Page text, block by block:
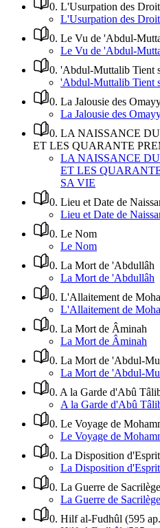
0. L'Usurpation des
L'Usurpation des
0. Le Vu de 'Abdul-
Le Vu de 'Abdul-
0. 'Abdul-Muttalib Tient
'Abdul-Muttalib Tient
0. La Jalousie des
La Jalousie des
0. LA NAISSANCE
ET LES QUARANTE
LA NAISSANCE
ET LES
SA VIE
0. Lieu et Date de
Lieu et Date de
0. Le Nom
Le Nom
0. La Mort de 'Abdullâh
La Mort de 'Abdullâh
0. L'Allaitement de
L'Allaitement de
0. La Mort de Âminah
La Mort de Âminah
0. La Mort de 'Abdul-
La Mort de 'Abdul-
0. A la Garde d'Abû
A la Garde d'Abû
0. Le Voyage de
Le Voyage de
0. La Disposition
La Disposition
0. La Guerre de
La Guerre de
0. Hilf al-Fudhûl (595